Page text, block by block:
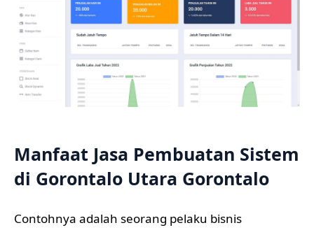
Manfaat Jasa Pembuatan Sistem
di Gorontalo Utara Gorontalo
Contohnya adalah seorang pelaku bisnis